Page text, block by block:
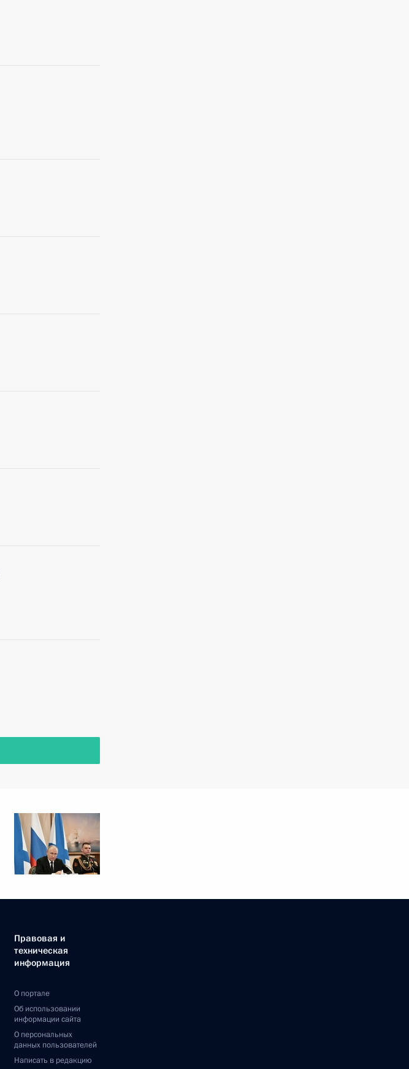
Правовая и
техническая
информация
О портале
Об использовании
информации сайта
О персональных
данных пользователей
Написать в редакцию